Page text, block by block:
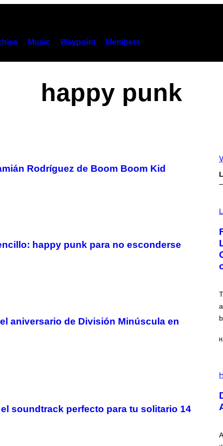
Music Waypoint Members
happy punk
Rodríguez de Boom Boom Kid
happy punk para no esconderse
aniversario de División Minúscula en
soundtrack perfecto para tu solitario 14
M
E
:
N
I
K
V
L
S
T
R
I